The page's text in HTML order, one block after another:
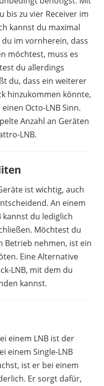
bis zu vier Receiver im
kannst du maximal
im vornherein, dass
möchtest, muss es
du allerdings
du, dass ein weiterer
hinzukommen könnte,
Octo-LNB Sinn.
Anzahl an Geräten
LNB.
ist wichtig, auch
An einem
du lediglich
Möchtest du
Betrieb nehmen, ist ein
Eine Alternative
LNB, mit dem du
kannst.
einem LNB ist der
einem Single-LNB
ist er bei einem
Er sorgt dafür,